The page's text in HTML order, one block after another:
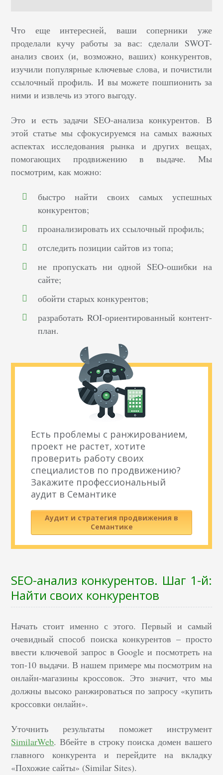
Что еще интересней, ваши соперники уже
проделали кучу работы за вас: сделали SWOT-
анализ своих (и, возможно, ваших) конкурентов,
изучили популярные ключевые слова, и почистили
ссылочный профиль. И вы можете пошпионить за
ними и извлечь из этого выгоду.
Это и есть задачи SEO-анализа конкурентов. В
этой статье мы сфокусируемся на самых важных
аспектах исследования рынка и других вещах,
помогающих продвижению в выдаче. Мы
посмотрим, как можно:
быстро найти своих самых успешных
конкурентов;
проанализировать их ссылочный профиль;
отследить позиции сайтов из топа;
не пропускать ни одной SEO-ошибки на
сайте;
обойти старых конкурентов;
разработать ROI-ориентированный контент-
план.
Есть проблемы с ранжированием,
проект не растет, хотите
проверить работу своих
специалистов по продвижению?
Закажите профессиональный
аудит в Семантике
Аудит и стратегия продвижения в
Семантике
SEO-анализ конкурентов. Шаг 1-й:
Найти своих конкурентов
Начать стоит именно с этого. Первый и самый
очевидный способ поиска конкурентов – просто
ввести ключевой запрос в Google и посмотреть на
топ-10 выдачи. В нашем примере мы посмотрим на
онлайн-магазины кроссовок. Это значит, что мы
должны высоко ранжироваться по запросу «купить
кроссовки онлайн».
Уточнить результаты поможет инструмент
SimilarWeb. Вбейте в строку поиска домен вашего
главного конкурента и перейдите на вкладку
«Похожие сайты» (Similar Sites).